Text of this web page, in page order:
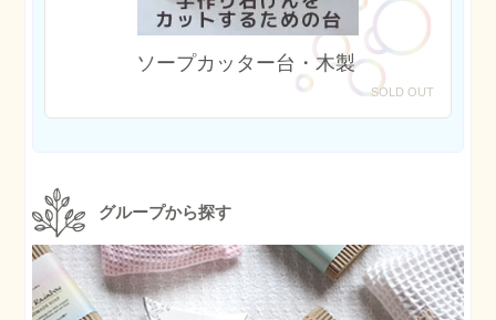
ソープカッター台・木製
SOLD OUT
グループから探す